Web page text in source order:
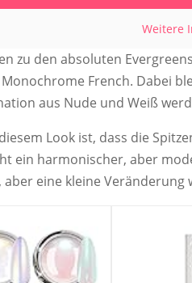
Weitere
zu den absoluten
French. Dabei
aus Nude und Weiß
Look ist, dass die
ein harmonischer, aber
aber eine kleine Veränderung